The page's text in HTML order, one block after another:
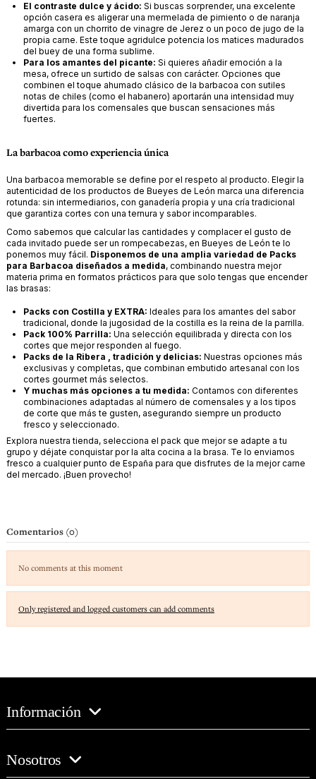
El contraste dulce y ácido: Si buscas sorprender, una excelente
opción casera es aligerar una mermelada de pimiento o de naranja
amarga con un chorrito de vinagre de Jerez o un poco de jugo de la
propia carne. Este toque agridulce potencia los matices madurados
del buey de una forma sublime.
Para los amantes del picante: Si quieres añadir emoción a la
mesa, ofrece un surtido de salsas con carácter. Opciones que
combinen el toque ahumado clásico de la barbacoa con sutiles
notas de chiles (como el habanero) aportarán una intensidad muy
divertida para los comensales que buscan sensaciones más
fuertes.
La barbacoa como experiencia única
Una barbacoa memorable se define por el respeto al producto. Elegir la
autenticidad de los productos de Bueyes de León marca una diferencia
rotunda: sin intermediarios, con ganadería propia y una cría tradicional
que garantiza cortes con una ternura y sabor incomparables.
Como sabemos que calcular las cantidades y complacer el gusto de
cada invitado puede ser un rompecabezas, en Bueyes de León te lo
ponemos muy fácil. Disponemos de una amplia variedad de Packs
para Barbacoa diseñados a medida, combinando nuestra mejor
materia prima en formatos prácticos para que solo tengas que encender
las brasas:
Packs con Costilla y EXTRA: Ideales para los amantes del sabor
tradicional, donde la jugosidad de la costilla es la reina de la parrilla.
Pack 100% Parrilla: Una selección equilibrada y directa con los
cortes que mejor responden al fuego.
Packs de la Ribera
tradición y delicias: Nuestras opciones más
exclusivas y completas, que combinan embutido artesanal con los
cortes gourmet más selectos.
Y muchas más opciones a tu medida: Contamos con diferentes
combinaciones adaptadas al número de comensales y a los tipos
de corte que más te gusten, asegurando siempre un producto
fresco y seleccionado.
Explora nuestra tienda, selecciona el pack que mejor se adapte a tu
grupo y déjate conquistar por la alta cocina a la brasa. Te lo enviamos
fresco a cualquier punto de España para que disfrutes de la mejor carne
del mercado. ¡Buen provecho!
Comentarios (0)
No comments at this moment
Only registered and logged customers can add comments
Información
Nosotros